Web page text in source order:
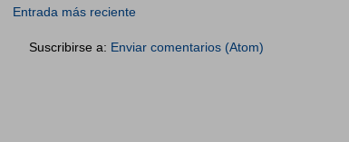
Entrada más reciente
Suscribirse a: Enviar comentarios (Atom)